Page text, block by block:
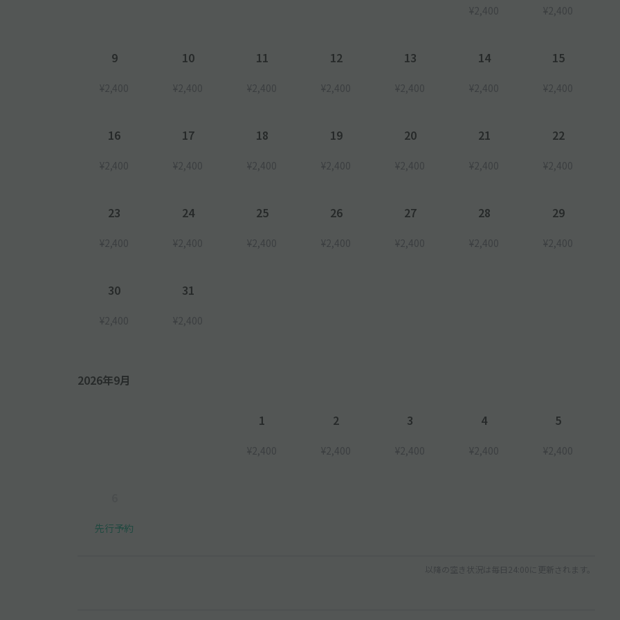
●ご予約されていても入出庫時にお待ち頂く事がございますので時間に余裕を持ってお越しください。
¥2,400 ¥2,400
9
¥2,400
10
¥2,400
11
¥2,400
12
¥2,400
13
¥2,400
14
¥2,400
15
¥2,400
16
¥2,400
17
¥2,400
18
¥2,400
19
¥2,400
20
¥2,400
21
¥2,400
22
¥2,400
23
¥2,400
24
¥2,400
25
¥2,400
26
¥2,400
27
¥2,400
28
¥2,400
29
¥2,400
30
¥2,400
31
¥2,400
2026年9月
1
¥2,400
2
¥2,400
3
¥2,400
4
¥2,400
5
¥2,400
先行予約
以降の空き状況は毎日24:00に更新されます。